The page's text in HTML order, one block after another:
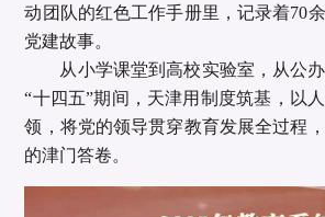
动团队的红色工作手册里，记录着70
党建故事。
从小学课堂到高校实验室，从公
“十四五”期间，天津用制度筑基，以
领，将党的领导贯穿教育发展全过程
的津门答卷。